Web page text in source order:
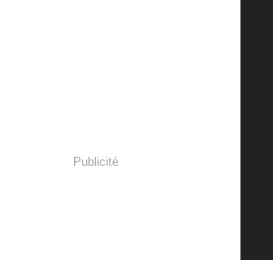
Publicité